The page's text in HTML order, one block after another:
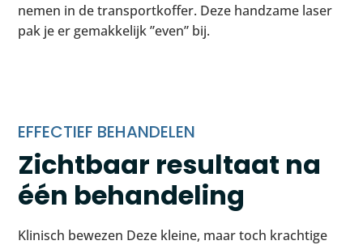
nemen in de transportkoffer. Deze handzame laser
pak je er gemakkelijk ”even” bij.
EFFECTIEF BEHANDELEN
Zichtbaar resultaat na
één behandeling
Klinisch bewezen Deze kleine, maar toch krachtige